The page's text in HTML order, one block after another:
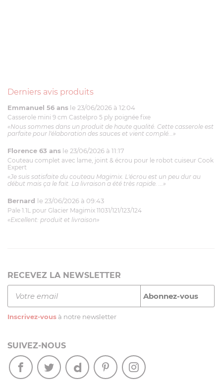
Derniers avis produits
Emmanuel 56 ans le 23/06/2026 à 12:04
Casserole mini 9 cm Castelpro 5 ply poignée fixe
«Nous sommes dans un produit de haute qualité. Cette casserole est
parfaite pour l'élaboration des sauces et vient complé...»
Florence 63 ans le 23/06/2026 à 11:17
Couteau complet avec lame, joint & écrou pour le robot cuiseur Cook
Expert
«Je suis satisfaite du couteau Magimix. L'écrou est un peu dur au
début mais ça le fait. La livraison a été très rapide. ...»
Bernard le 23/06/2026 à 09:43
Pale 1.1L pour Glacier Magimix 11031/121/123/124
«Excellent: produit et livraison»
RECEVEZ LA NEWSLETTER
Inscrivez-vous à notre newsletter
SUIVEZ-NOUS